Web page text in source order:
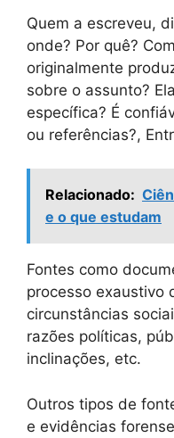
Quem a escreveu,
onde? Por quê?
originalmente
sobre o assunto?
específica? É
ou referências?,
Relacionado:
e o que estudam
Fontes como
processo exaustivo
circunstâncias
razões políticas,
inclinações, etc.
Outros tipos de
e evidências